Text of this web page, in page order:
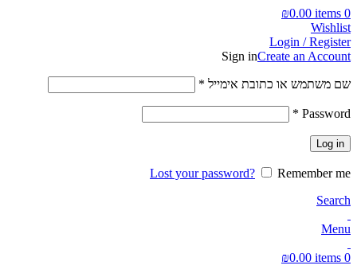
0
items
₪0.00
Wishlist
Login / Register
Sign inCreate an Account
שם משתמש או כתובת אימייל *
Password
*
Log in
Lost your password?
Remember me
Search
Menu
0
items
₪0.00